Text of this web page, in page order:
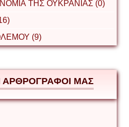
ΤΗΣ ΟΥΚΡΑΝΙΑΣ (0)
(9)
ΑΡΘΡΟΓΡΑΦΟΙ ΜΑΣ